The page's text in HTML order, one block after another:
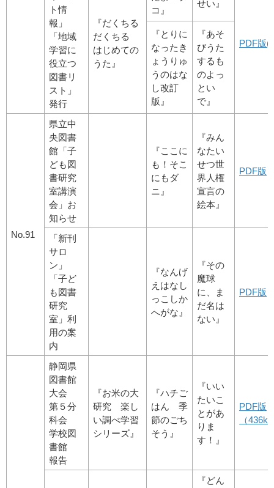
ト情
報」
「地域
学習に
役立つ
図書リ
スト」
発行
『だくちる
だくちる
はじめての
うた』
コ』
せい』
PDF版(
『とりに
なったき
ょうりゅ
うのはな
し改訂
版』
『あそ
びうた
するも
のよっ
とい
で』
No.91
県立中
央図書
館「子
ども図
書研究
室講演
会」お
知らせ
『ここに
も！そこ
にもダ
ニ』
『みん
なたい
せつ世
界人権
宣言の
絵本』
PDF版
「新刊
サロ
ン」
「子ど
も図書
研究
室」利
用の案
内
『なんげ
えはなし
っこしか
へがな』
『その
魔球
に、ま
だ名は
ない』
PDF版
静岡県
図書館
大会
第５分
科会
学校図
書館
報告
『お米の大
研究 楽し
い調べ学習
シリーズ』
『ハチご
はん 季
節のごち
そう』
『いい
たいこ
とがあ
りま
す！』
PDF版
（
『どん